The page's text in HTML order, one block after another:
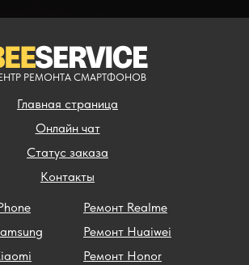
Главная страница
Контакты
Статус заказа
Ремонт Realme
Ремонт Huaiwei
Ремонт Honor
Онлайн чат
РЕМОНТА СМАРТФОНОВ